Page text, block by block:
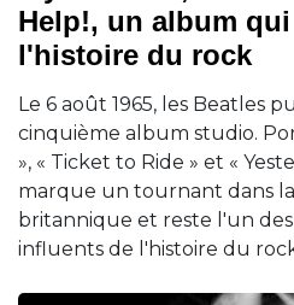
Help!, un album
l'histoire du rock
Le 6 août 1965, les Beatles
cinquième album studio.
», « Ticket to Ride » et «
marque un tournant dans
britannique et reste l'un
influents de l'histoire du